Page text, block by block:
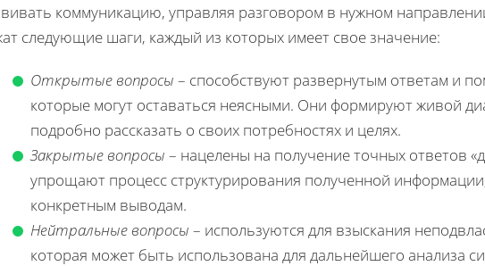
коммуникацию, управляя разговором в нужном
следующие шаги, каждый из которых имеет свое значение:
Открытые вопросы – способствуют развернутым ответам и
которые могут оставаться неясными. Они формируют живой
подробно рассказать о своих потребностях и целях.
Закрытые вопросы – нацелены на получение точных ответов
упрощают процесс структурирования полученной
конкретным выводам.
Нейтральные вопросы – используются для взыскания
которая может быть использована для дальнейшего анализа